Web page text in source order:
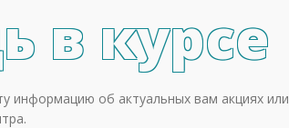
в курсе
информацию об актуальных вам акциях или